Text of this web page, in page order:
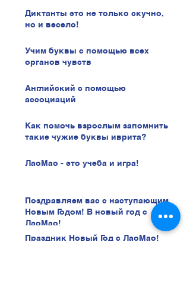
Диктанты это не только скучно,
но и весело!
Учим буквы с помощью всех
органов чувств
Английский с помощью
ассоциаций
Как помочь взрослым запомнить
такие чужие буквы иврита?
ЛаоМао - это учеба и игра!
Поздравляем вас с наступающим
Новым Годом! В новый год с
ЛаоМао!
Праздник Новый Год с ЛаоМао!